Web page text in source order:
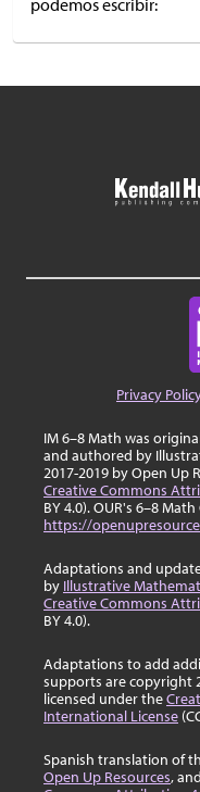
Privacy
IM 6–8 Math was
and authored by
2017-2019 by Open Up
Creative Commons
BY 4.0). OUR's 6–8
https://
Adaptations and
by Illustrative
Creative Commons
BY 4.0).
Adaptations to add
supports are copyright
licensed under the
International License
Spanish translation of
Open Up Resources,